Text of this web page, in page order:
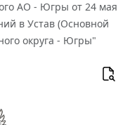
АО - Югры от 24 мая
в Устав (Основной
округа - Югры"